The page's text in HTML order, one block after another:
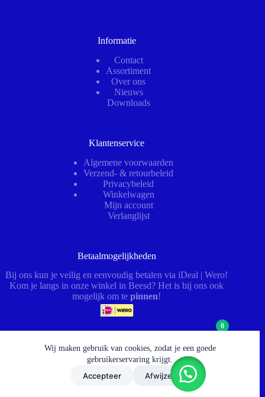
Wij maken gebruik van cookies, zodat je een goede
gebruikerservaring krijgt.
Accepteer Afwijzen
Informatie
Contact
Assortiment
Over ons
Nieuws
Downloads
Klantenservice
Algemene voorwaarden
Verzend- & retourbeleid
Privacybeleid
Winkelwagen
Mijn account
Verlanglijst
Betaalmogelijkheden
Bij ons kun je veilig en eenvoudig betalen via iDeal | Wero!
Kom je langs in onze winkel in Beesd? Het is bij ons ook
mogelijk om tepinnen!
Openingstijden
08:00–12:30 & 13:00–17:00 (afhaal tot 17:30)
09:00–12:00 (werkplaats gesloten)
© 2026 - HydrauliekService BV
0